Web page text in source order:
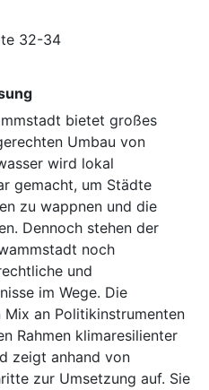
32-34
bietet großes
Umbau von
wird lokal
gemacht, um Städte
zu wappnen und die
Dennoch stehen der
noch
und
im Wege. Die
Mix an Politikinstrumenten
Rahmen klimaresilienter
zeigt anhand von
zur Umsetzung auf. Sie